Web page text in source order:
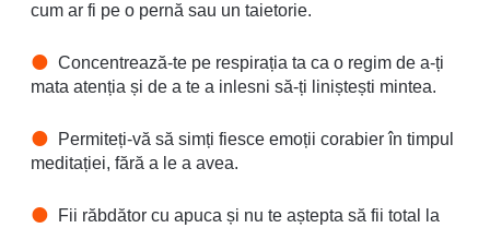
cum ar fi pe o pernă sau un taietorie.
Concentrează-te pe respirația ta ca o regim de a-ți
mata atenția și de a te a inlesni să-ți liniștești mintea.
Permiteți-vă să simți fiesce emoții corabier în timpul
meditației, fără a le a avea.
Fii răbdător cu apuca și nu te aștepta să fii total la